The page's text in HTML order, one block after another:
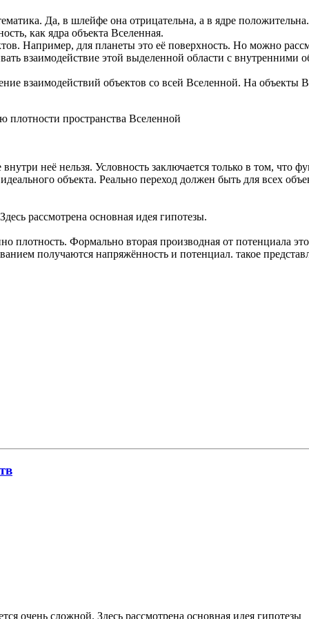
Да, в шлейфе она отрицательна, а в ядре положительна.
как ядра объекта Вселенная.
Например, для планеты это её поверхность. Но можно
взаимодействие этой выделенной области с внутренними
взаимодействий объектов со всей Вселенной. На объекты
пространства Вселенной
неё нельзя. Условность заключается только в том, что
объекта. Реально переход должен быть для всех
рассмотрена основная идея гипотезы.
плотность. Формально вторая производная от потенциала
получаются напряжённость и потенциал. такое
очень сложной. Здесь рассмотрена основная идея гипотезы